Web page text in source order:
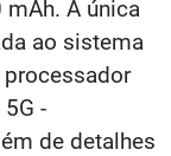
A única
ao sistema
-
de detalhes